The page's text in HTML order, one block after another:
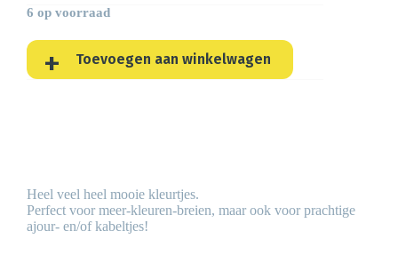
6 op voorraad
Toevoegen aan winkelwagen
Heel veel heel mooie kleurtjes.
Perfect voor meer-kleuren-breien, maar ook voor prachtige
ajour- en/of kabeltjes!